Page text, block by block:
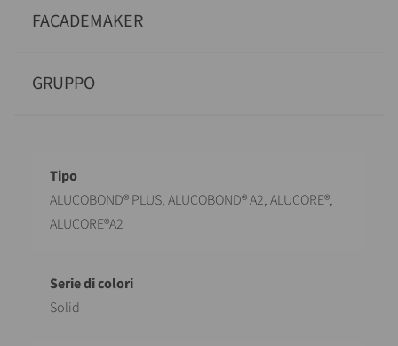
FACADEMAKER
GRUPPO
Descrizione
ALUCOBOND® PLUS, ALUCOBOND® A2, ALUCORE®,
ALUCORE®A2
Solid